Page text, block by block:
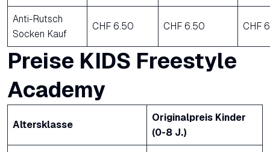
Anti-Rutsch
Socken Kauf
CHF 6.50 CHF 6.50 CHF
Preise KIDS Freestyle
Academy
Altersklasse
Originalpreis Kinder
(0-8 J.)